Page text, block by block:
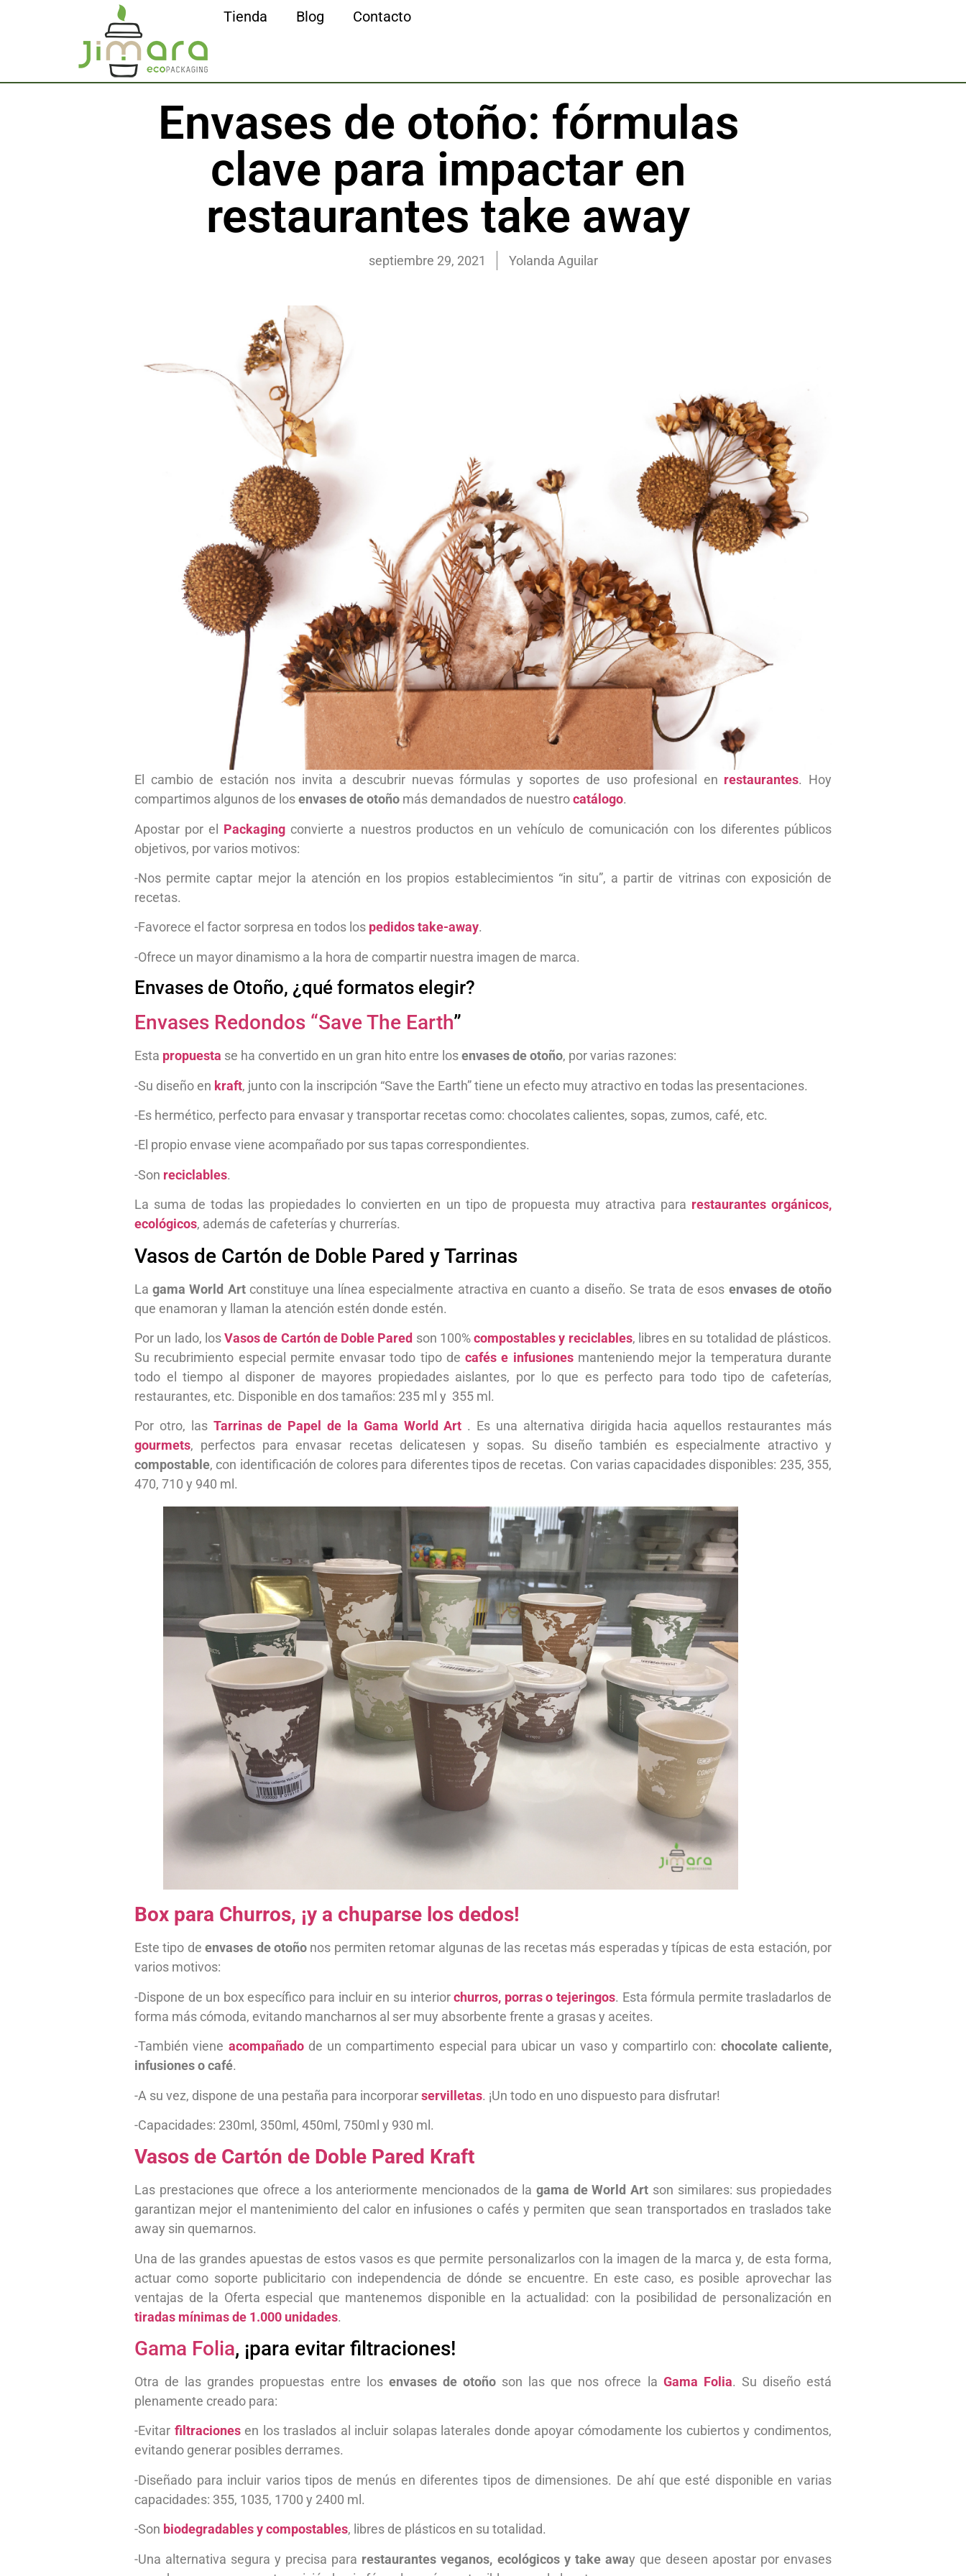
Tienda Blog Contacto
Envases de otoño: fórmulas
clave para impactar en
restaurantes take away
septiembre 29, 2021 Yolanda Aguilar
El cambio de estación nos invita a descubrir nuevas fórmulas y soportes de uso profesional en restaurantes. Hoy
compartimos algunos de losenvases de otoño más demandados de nuestrocatálogo.
Apostar por el Packagingconvierte a nuestros productos en un vehículo de comunicación con los diferentes públicos
objetivos, por varios motivos:
-Nos permite captar mejor la atención en los propios establecimientos “in situ”, a partir de vitrinas con exposición de
recetas.
-Favorece el factor sorpresa en todos los pedidos take-away.
-Ofrece un mayor dinamismo a la hora de compartir nuestra imagen de marca.
Envases de Otoño, ¿qué formatos elegir?
Envases Redondos “Save The Earth”
Esta propuesta se ha convertido en un gran hito entre losenvases de otoño, por varias razones:
-Su diseño en kraft, junto con la inscripción “Save the Earth” tiene un efecto muy atractivo en todas las presentaciones.
-Es hermético, perfecto para envasar y transportar recetas como: chocolates calientes, sopas, zumos, café, etc.
-El propio envase viene acompañado por sus tapas correspondientes.
-Son reciclables.
La suma de todas las propiedades lo convierten en un tipo de propuesta muy atractiva para restaurantes orgánicos,
ecológicos, además de cafeterías y churrerías.
Vasos de Cartón de Doble Pared y Tarrinas
Lagama World Artconstituye una línea especialmente atractiva en cuanto a diseño. Se trata de esos envases de otoño
que enamoran y llaman la atención estén donde estén.
Por un lado, losVasos de Cartón de Doble Pared son 100%compostables y reciclables, libres en su totalidad de plásticos.
Su recubrimiento especial permite envasar todo tipo decafés e infusionesmanteniendo mejor la temperatura durante
todo el tiempo al disponer de mayores propiedades aislantes, por lo que es perfecto para todo tipo de cafeterías,
restaurantes, etc. Disponible en dos tamaños: 235 ml y 355 ml.
Por otro, las Tarrinas de Papel de la Gama World Art . Es una alternativa dirigida hacia aquellos restaurantes más
gourmets, perfectos para envasar recetas delicatesen y sopas. Su diseño también es especialmente atractivo y
compostable, con identificación de colores para diferentes tipos de recetas. Con varias capacidades disponibles: 235, 355,
470, 710 y 940 ml.
Box para Churros, ¡y a chuparse los dedos!
Este tipo deenvases de otoño nos permiten retomar algunas de las recetas más esperadas y típicas de esta estación, por
varios motivos:
-Dispone de un box específico para incluir en su interiorchurros, porras o tejeringos. Esta fórmula permite trasladarlos de
forma más cómoda, evitando mancharnos al ser muy absorbente frente a grasas y aceites.
-También viene acompañadode un compartimento especial para ubicar un vaso y compartirlo con: chocolate caliente,
infusiones o café.
-A su vez, dispone de una pestaña para incorporarservilletas. ¡Un todo en uno dispuesto para disfrutar!
-Capacidades: 230ml, 350ml, 450ml, 750ml y 930 ml.
Vasos de Cartón de Doble Pared Kraft
Las prestaciones que ofrece a los anteriormente mencionados de lagama de World Art son similares: sus propiedades
garantizan mejor el mantenimiento del calor en infusiones o cafés y permiten que sean transportados en traslados take
away sin quemarnos.
Una de las grandes apuestas de estos vasos es que permite personalizarlos con la imagen de la marca y, de esta forma,
actuar como soporte publicitario con independencia de dónde se encuentre. En este caso, es posible aprovechar las
ventajas de la Oferta especial que mantenemos disponible en la actualidad: con la posibilidad de personalización en
tiradas mínimas de 1.000 unidades.
Gama Folia, ¡para evitar filtraciones!
Otra de las grandes propuestas entre los envases de otoñoson las que nos ofrece la Gama Folia. Su diseño está
plenamente creado para:
-Evitar filtracionesen los traslados al incluir solapas laterales donde apoyar cómodamente los cubiertos y condimentos,
evitando generar posibles derrames.
-Diseñado para incluir varios tipos de menús en diferentes tipos de dimensiones. De ahí que esté disponible en varias
capacidades: 355, 1035, 1700 y 2400 ml.
-Son biodegradables y compostables, libres de plásticos en su totalidad.
-Una alternativa segura y precisa para restaurantes veganos, ecológicos y take away que deseen apostar por envases